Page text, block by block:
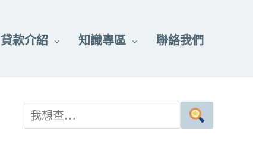
貸款介紹 知識專區 聯絡我們